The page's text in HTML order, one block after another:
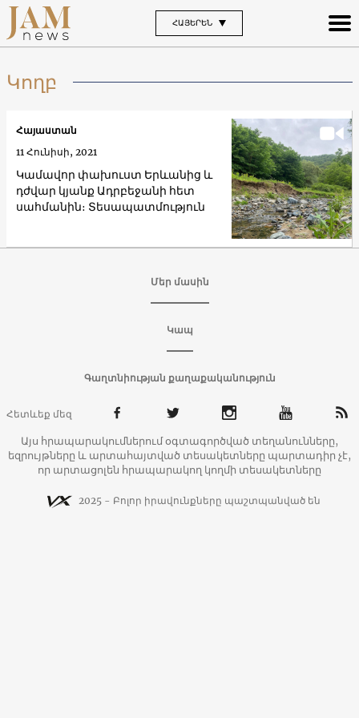
ՀԱՅԵՐԵՆ
Կողբ
Կամավոր փախուստ Երևանից և
դժվար կյանք Ադրբեջանի հետ
սահմանին։ Տեսապատմություն
Հայաստան
11 Հունիսի, 2021
Մեր մասին
Կապ
Գաղտնիության քաղաքականություն
Հետևեք մեզ
Այս հրապարակումներում օգտագործված տեղանունները,
եզրույթները և արտահայտված տեսակետները պարտադիր չէ,
որ արտացոլեն հրապարակող կողմի տեսակետները
2025 - Բոլոր իրավունքները պաշտպանված են